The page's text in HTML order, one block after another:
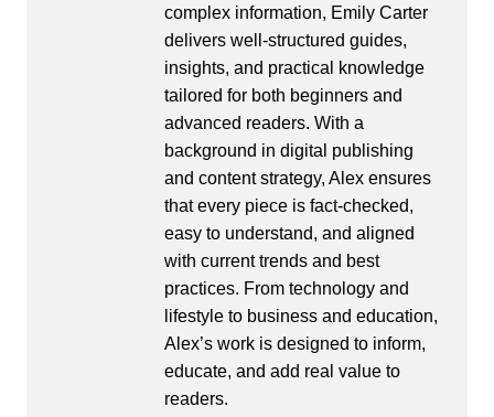
complex information, Emily Carter
delivers well-structured guides,
insights, and practical knowledge
tailored for both beginners and
advanced readers. With a
background in digital publishing
and content strategy, Alex ensures
that every piece is fact-checked,
easy to understand, and aligned
with current trends and best
practices. From technology and
lifestyle to business and education,
Alex’s work is designed to inform,
educate, and add real value to
readers.